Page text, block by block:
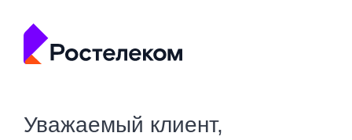
Уважаемый клиент,